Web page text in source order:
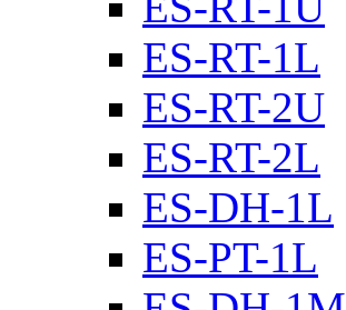
ES-RT-1L
ES-RT-2U
ES-RT-2L
ES-DH-1L
ES-PT-1L